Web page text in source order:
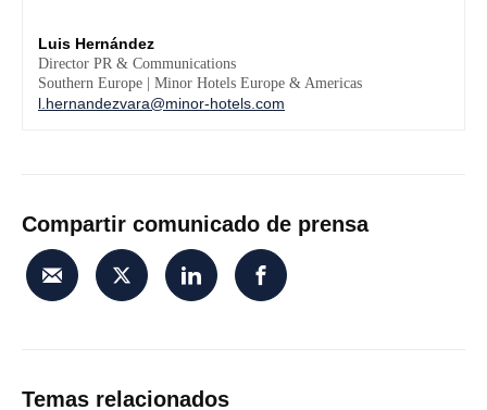
Luis Hernández
Director PR & Communications
Southern Europe | Minor Hotels Europe & Americas
l.hernandezvara@minor-hotels.com
Compartir comunicado de prensa
Temas relacionados